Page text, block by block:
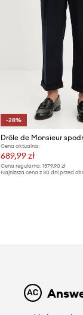
-28%
Cena aktualna:
689,99 zł
Cena regularna: 1379,90 zł
Najniższa cena z 30 dni przed